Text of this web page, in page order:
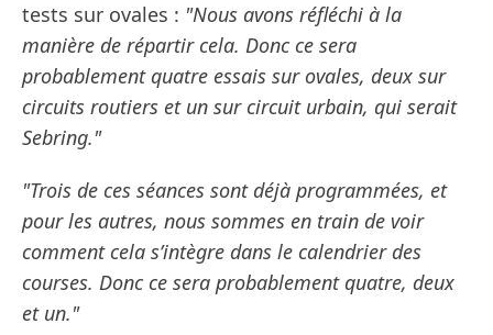
tests sur ovales : "Nous avons réfléchi à la
manière de répartir cela. Donc ce sera
probablement quatre essais sur ovales, deux sur
circuits routiers et un sur circuit urbain, qui serait
Sebring."
"Trois de ces séances sont déjà programmées, et
pour les autres, nous sommes en train de voir
comment cela s’intègre dans le calendrier des
courses. Donc ce sera probablement quatre, deux
et un."